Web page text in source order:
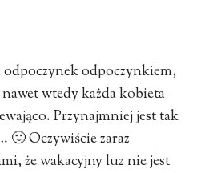
odpoczynkiem,
wtedy każda kobieta
Przynajmniej jest tak
Oczywiście zaraz
że wakacyjny luz nie jest